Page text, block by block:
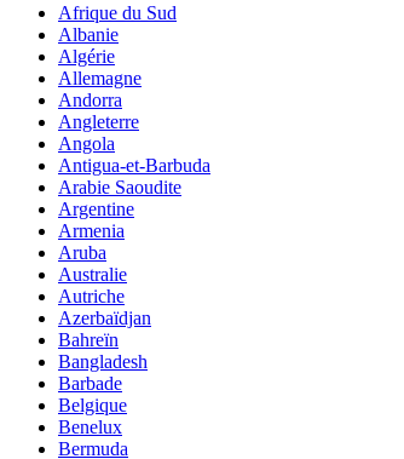
Afrique du Sud
Albanie
Algérie
Allemagne
Andorra
Angleterre
Angola
Antigua-et-Barbuda
Arabie Saoudite
Argentine
Armenia
Aruba
Australie
Autriche
Azerbaïdjan
Bahreïn
Bangladesh
Barbade
Belgique
Benelux
Bermuda